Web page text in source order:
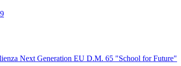
Next Generation EU D.M. 65 "School for Future"